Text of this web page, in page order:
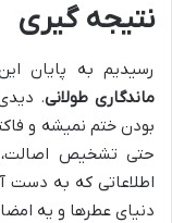
نتیجه گیری
رسیدیم به پایان
ماندگاری طولانی.
بودن ختم نمیشه و
حتی تشخیص اصالت،
اطلاعاتی که به دست
دنیای عطرها و یه